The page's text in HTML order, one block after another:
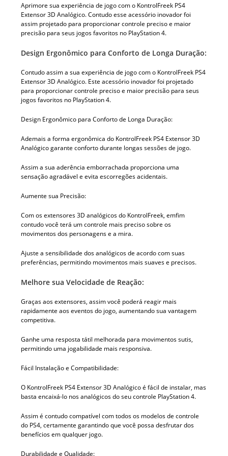
Aprimore sua experiência de jogo com o KontrolFreek PS4
Extensor 3D Analógico. Contudo esse acessório inovador foi
assim projetado para proporcionar controle preciso e maior
precisão para seus jogos favoritos no PlayStation 4.
Design Ergonômico para Conforto de Longa Duração:
Contudo assim a sua experiência de jogo com o KontrolFreek PS4
Extensor 3D Analógico. Este acessório inovador foi projetado
para proporcionar controle preciso e maior precisão para seus
jogos favoritos no PlayStation 4.
Design Ergonômico para Conforto de Longa Duração:
Ademais a forma ergonômica do KontrolFreek PS4 Extensor 3D
Analógico garante conforto durante longas sessões de jogo.
Assim a sua aderência emborrachada proporciona uma
sensação agradável e evita escorregões acidentais.
Aumente sua Precisão:
Com os extensores 3D analógicos do KontrolFreek, emfim
contudo você terá um controle mais preciso sobre os
movimentos dos personagens e a mira.
Ajuste a sensibilidade dos analógicos de acordo com suas
preferências, permitindo movimentos mais suaves e precisos.
Melhore sua Velocidade de Reação:
Graças aos extensores, assim você poderá reagir mais
rapidamente aos eventos do jogo, aumentando sua vantagem
competitiva.
Ganhe uma resposta tátil melhorada para movimentos sutis,
permitindo uma jogabilidade mais responsiva.
Fácil Instalação e Compatibilidade:
O KontrolFreek PS4 Extensor 3D Analógico é fácil de instalar, mas
basta encaixá-lo nos analógicos do seu controle PlayStation 4.
Assim é contudo compatível com todos os modelos de controle
do PS4, certamente garantindo que você possa desfrutar dos
benefícios em qualquer jogo.
Durabilidade e Qualidade: